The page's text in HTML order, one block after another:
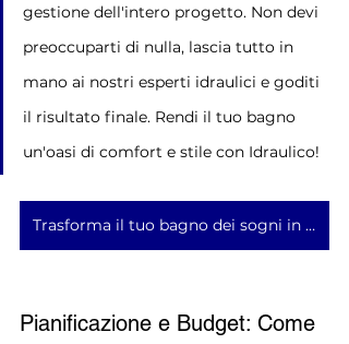
gestione dell'intero progetto. Non devi
preoccuparti di nulla, lascia tutto in
mano ai nostri esperti idraulici e goditi
il risultato finale. Rendi il tuo bagno
un'oasi di comfort e stile con Idraulico!
Trasforma il tuo bagno dei sogni in realtà!
Pianificazione e Budget: Come